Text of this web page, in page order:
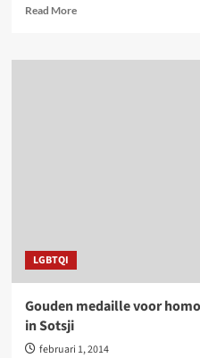
Read MoreRead
Olympische
LGBTQI
Gouden medaille voor
in Sotsji
februari 1, 2014